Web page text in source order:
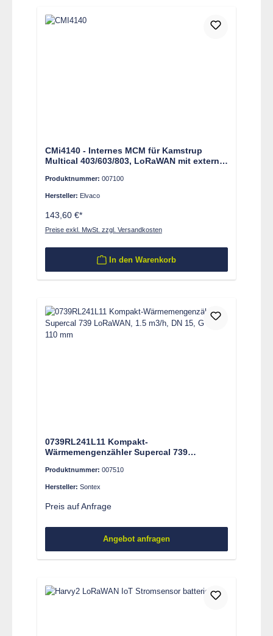
CMi4140 - Internes MCM für Kamstrup
Multical 403/603/803, LoRaWAN mit externer
Produktnummer: 007100
Hersteller: Elvaco
143,60 €*
Preise exkl. MwSt. zzgl. Versandkosten
In den Warenkorb
0739RL241L11 Kompakt-
Wärmemengenzähler Supercal 739
Produktnummer: 007510
Hersteller: Sontex
Preis auf Anfrage
Angebot anfragen